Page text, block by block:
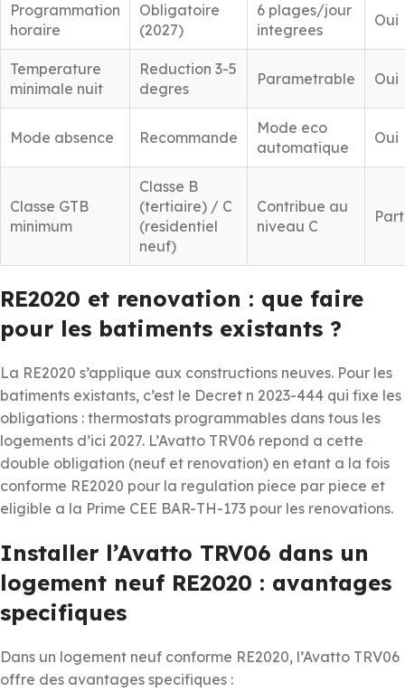
Programmation
horaire
Obligatoire
(2027)
6 plages/jour
integrees
Oui
Temperature
minimale nuit
Reduction 3-5
degres
Parametrable Oui
Mode absence Recommande
Mode eco
automatique
Oui
Classe GTB
minimum
Classe B
(tertiaire) / C
(residentiel
neuf)
Contribue au
niveau C
RE2020 et renovation : que faire
pour les batiments existants ?
La RE2020 s’applique aux constructions neuves. Pour les
batiments existants, c’est le Decret n 2023-444 qui fixe les
obligations : thermostats programmables dans tous les
logements d’ici 2027. L’Avatto TRV06 repond a cette
double obligation (neuf et renovation) en etant a la fois
conforme RE2020 pour la regulation piece par piece et
eligible a la Prime CEE BAR-TH-173 pour les renovations.
Installer l’Avatto TRV06 dans un
logement neuf RE2020 : avantages
specifiques
Dans un logement neuf conforme RE2020, l’Avatto TRV06
offre des avantages specifiques :